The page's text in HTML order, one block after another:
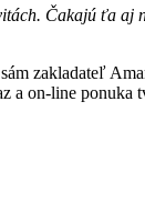
Čakajú ťa
zakladateľ
a on-line